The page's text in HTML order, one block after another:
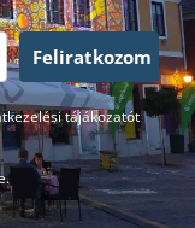
Feliratkozom
tájákozatót